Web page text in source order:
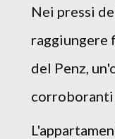
Nei pressi
raggiungere
del Penz,
corroboranti